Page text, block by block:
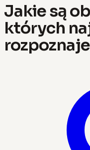
Jakie są
których